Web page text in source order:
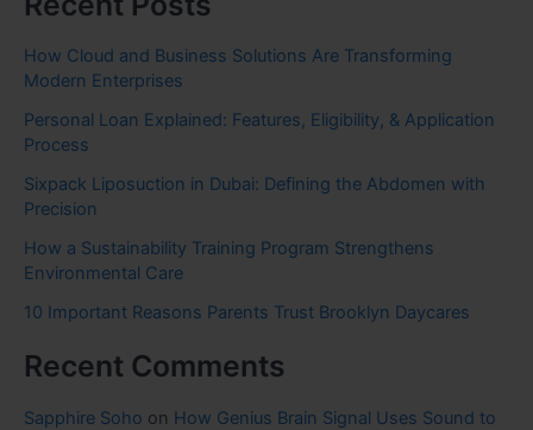
How Cloud and Business Solutions Are Transforming
Modern Enterprises
Personal Loan Explained: Features, Eligibility, & Application
Process
Sixpack Liposuction in Dubai: Defining the Abdomen with
Precision
How a Sustainability Training Program Strengthens
Environmental Care
10 Important Reasons Parents Trust Brooklyn Daycares
Recent Comments
Sapphire Soho on How Genius Brain Signal Uses Sound to